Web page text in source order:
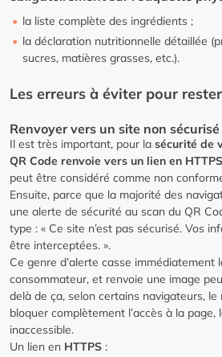
la liste complète des ingrédients ;
la déclaration nutritionnelle détaillée
sucres, matières grasses, etc.).
Les erreurs à éviter pour
Renvoyer vers un site non sécurisé
Il est très important, pour la sécurité de
QR Code renvoie vers un lien en HTTPS
peut être considéré comme non
Ensuite, parce que la majorité des
une alerte de sécurité au scan du QR
type : « Ce site n’est pas sécurisé. Vos
être interceptées. ».
Ce genre d’alerte casse immédiatement
consommateur, et renvoie une image
delà de ça, selon certains navigateurs, le
bloquer complètement l’accès à la page,
inaccessible.
Un lien en HTTPS :